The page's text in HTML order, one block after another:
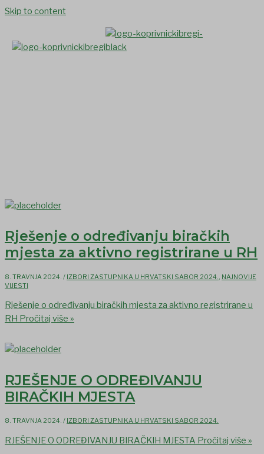
Skip to content
Rješenje o određivanju biračkih
mjesta za aktivno registrirane u RH
8. TRAVNJA 2024. / IZBORI ZASTUPNIKA U HRVATSKI SABOR 2024.
NAJNOVIJE
VIJESTI
Rješenje o određivanju biračkih mjesta za aktivno registrirane u
RH Pročitaj više »
RJEŠENJE O ODREĐIVANJU
BIRAČKIH MJESTA
8. TRAVNJA 2024. / IZBORI ZASTUPNIKA U HRVATSKI SABOR 2024.
RJEŠENJE O ODREĐIVANJU BIRAČKIH MJESTA Pročitaj više »